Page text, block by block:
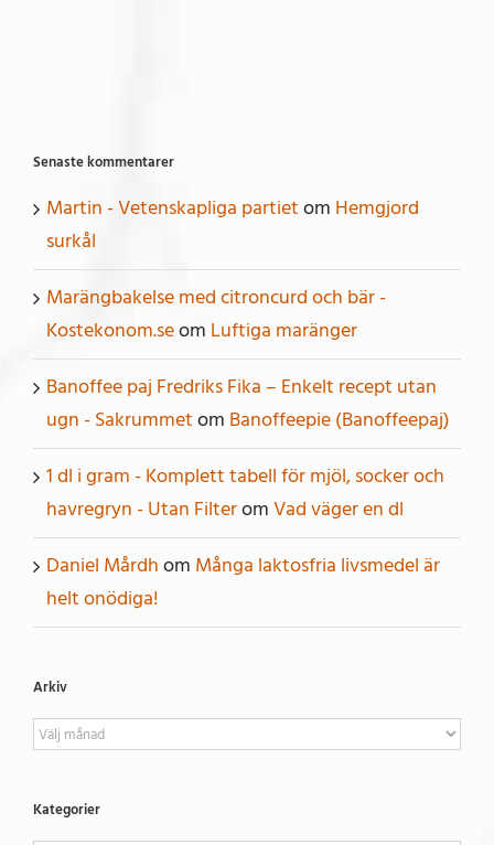
Senaste kommentarer
Martin - Vetenskapliga partietom Hemgjord
surkål
Marängbakelse med citroncurd och bär -
Kostekonom.seom Luftiga maränger
Banoffee paj Fredriks Fika – Enkelt recept utan
ugn - Sakrummetom Banoffeepie (Banoffeepaj)
1 dl i gram - Komplett tabell för mjöl, socker och
havregryn - Utan FilteromVad väger en dl
Daniel Mårdhom Många laktosfria livsmedel är
helt onödiga!
Arkiv
Arkiv
Kategorier